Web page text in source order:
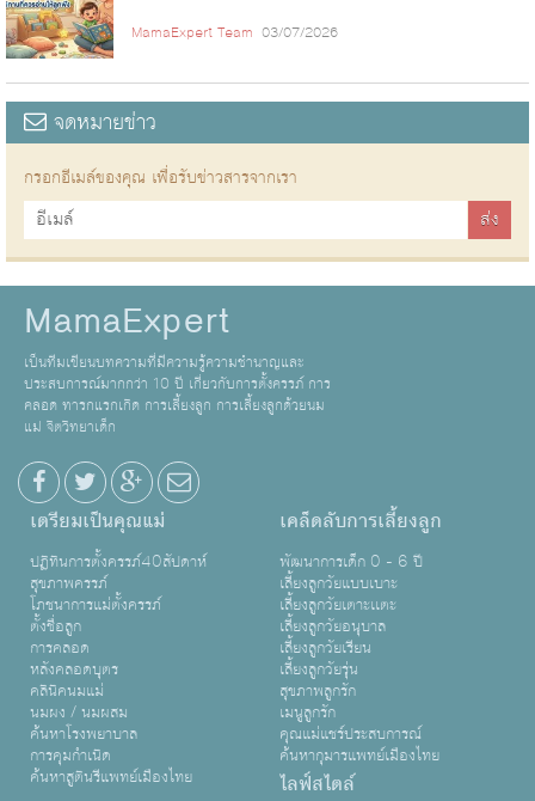
MamaExpert Team 03/07/2026
จดหมายข่าว
กรอกอีเมล์ของคุณ เพื่อรับข่าวสารจากเรา
MamaExpert
เป็นทีมเขียนบทความที่มีความรู้ความชำนาญและ
ประสบการณ์มากกว่า 10 ปี เกี่ยวกับการตั้งครรภ์ การ
คลอด ทารกแรกเกิด การเลี้ยงลูก การเลี้ยงลูกด้วยนม
แม่ จิตวิทยาเด็ก
เตรียมเป็นคุณแม่
ปฏิทินการตั้งครรภ์40สัปดาห์
สุขภาพครรภ์
โภชนาการแม่ตั้งครรภ์
ตั้งชื่อลูก
การคลอด
หลังคลอดบุตร
คลินิคนมแม่
นมผง / นมผสม
ค้นหาโรงพยาบาล
การคุมกำเนิด
ค้นหาสูตินรีแพทย์เมืองไทย
เคล็ดลับการเลี้ยงลูก
พัฒนาการเด็ก 0 - 6 ปี
เลี้ยงลูกวัยแบบเบาะ
เลี้ยงลูกวัยเตาะเเตะ
เลี้ยงลูกวัยอนุบาล
เลี้ยงลูกวัยเรียน
เลี้ยงลูกวัยรุ่น
สุขภาพลูกรัก
เมนูลูกรัก
คุณแม่แชร์ประสบการณ์
ค้นหากุมารแพทย์เมืองไทย
ไลฟ์สไตล์